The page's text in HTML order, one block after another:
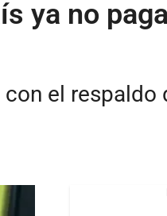
ya no
el respaldo